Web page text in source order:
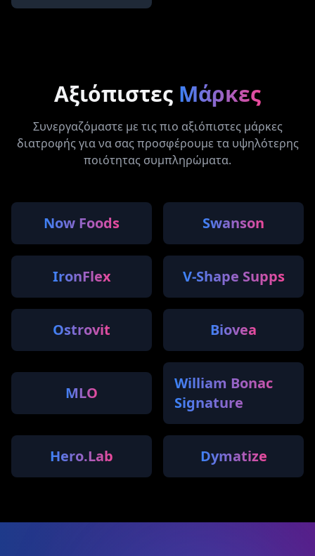
Αξιόπιστες Μάρκες
Συνεργαζόμαστε με τις πιο αξιόπιστες μάρκες
διατροφής για να σας προσφέρουμε τα υψηλότερης
ποιότητας συμπληρώματα.
Now Foods Swanson
IronFlex V-Shape Supps
Ostrovit Biovea
MLO
William Bonac
Signature
Hero.Lab Dymatize